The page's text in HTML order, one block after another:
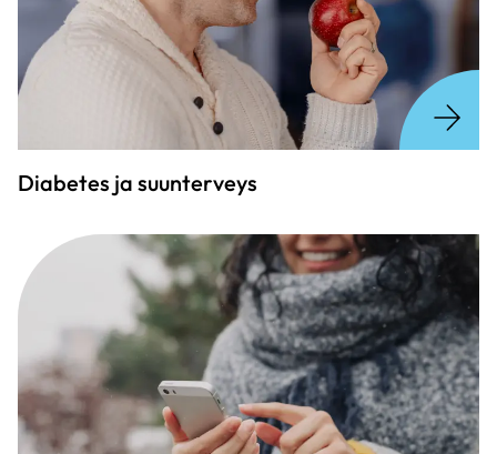
Diabetes ja suunterveys